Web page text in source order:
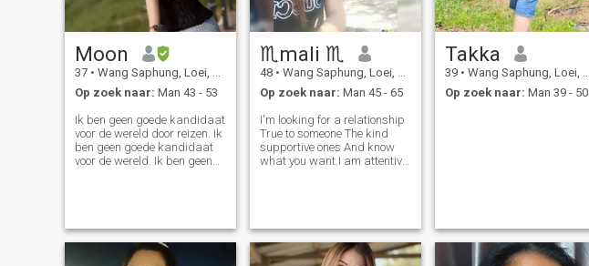
Moon
37 • Wang Saphung, Loei, Thailand
Op zoek naar: Man 43 - 53
Ik ben geen goede kandidaat
voor de wereld door reizen. Ik
ben geen goede kandidaat
voor de wereld. Ik ben geen
♏mali ♏
48 • Wang Saphung, Loei, Thailand
Op zoek naar: Man 45 - 65
I'm looking for a relationship
True to someone The kind
supportive ones And know
what you want.I am attentive
has a sense of humor And
have a posi
Takka
39 • Wang Saphung, Loei, Thailand
Op zoek naar: Man 39 - 50